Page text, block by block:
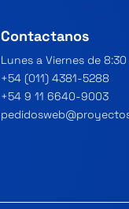
Contactanos
Lunes a Viernes de 8:30
+54 (011) 4381-5288
+54 9 11 6640-9003